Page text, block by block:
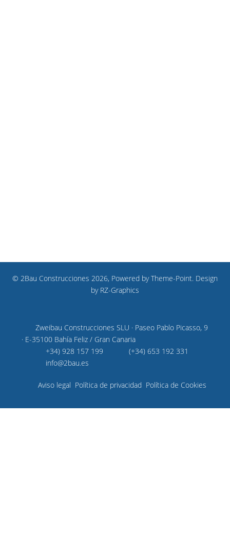
© 2Bau Construcciones 2026, Powered byTheme-Point. Design
by RZ-Graphics
Zweibau Construcciones SLU · Paseo Pablo Picasso, 9
· E-35100 Bahía Feliz / Gran Canaria
+34) 928 157 199
(+34) 653 192 331
info@2bau.es
Aviso legal Política de privacidad Política de Cookies